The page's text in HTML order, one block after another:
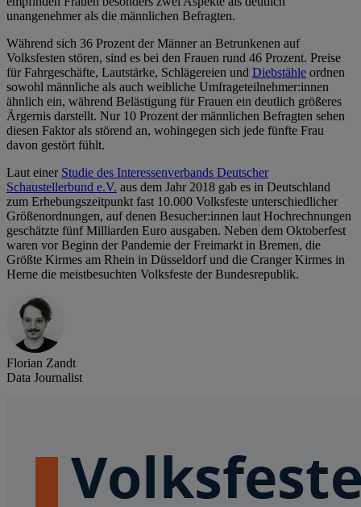
unangenehmer als die männlichen Befragten.
Während sich 36 Prozent der Männer an Betrunkenen auf
Volksfesten stören, sind es bei den Frauen rund 46 Prozent. Preise
für Fahrgeschäfte, Lautstärke, Schlägereien und Diebstähle ordnen
sowohl männliche als auch weibliche Umfrageteilnehmer:innen
ähnlich ein, während Belästigung für Frauen ein deutlich größeres
Ärgernis darstellt. Nur 10 Prozent der männlichen Befragten sehen
diesen Faktor als störend an, wohingegen sich jede fünfte Frau
davon gestört fühlt.
Laut einer Studie des Interessenverbands Deutscher
Schaustellerbund e.V. aus dem Jahr 2018 gab es in Deutschland
zum Erhebungszeitpunkt fast 10.000 Volksfeste unterschiedlicher
Größenordnungen, auf denen Besucher:innen laut Hochrechnungen
geschätzte fünf Milliarden Euro ausgaben. Neben dem Oktoberfest
waren vor Beginn der Pandemie der Freimarkt in Bremen, die
Größte Kirmes am Rhein in Düsseldorf und die Cranger Kirmes in
Herne die meistbesuchten Volksfeste der Bundesrepublik.
Florian Zandt
Data Journalist